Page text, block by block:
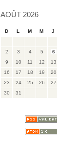
AOÛT 2026
D L M M J
2
3 4 5 6
9
10 11 12 13
16
17 18 19 20
23
24 25 26 27
30
31